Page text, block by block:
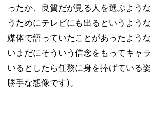
ったか、良質だが見る人を選ぶよう
うためにテレビにも出るというよう
媒体で語っていたことがあったよう
いまだにそういう信念をもってキャ
いるとしたら任務に身を捧げている
勝手な想像です)。